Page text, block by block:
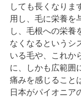
しても長くなりま
用し、毛に栄養を
し、毛根への栄養
なくなるというシ
いる毛や、これか
に、しかも広範囲
痛みを感じること
日本がパイオニア